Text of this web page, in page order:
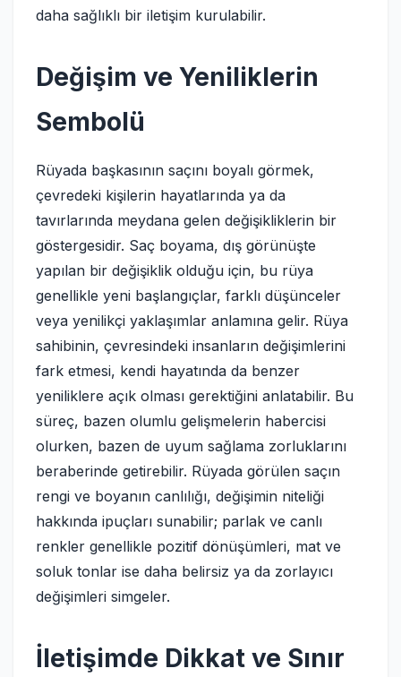
daha sağlıklı bir iletişim kurulabilir.
Değişim ve Yeniliklerin
Sembolü
Rüyada başkasının saçını boyalı görmek,
çevredeki kişilerin hayatlarında ya da
tavırlarında meydana gelen değişikliklerin bir
göstergesidir. Saç boyama, dış görünüşte
yapılan bir değişiklik olduğu için, bu rüya
genellikle yeni başlangıçlar, farklı düşünceler
veya yenilikçi yaklaşımlar anlamına gelir. Rüya
sahibinin, çevresindeki insanların değişimlerini
fark etmesi, kendi hayatında da benzer
yeniliklere açık olması gerektiğini anlatabilir. Bu
süreç, bazen olumlu gelişmelerin habercisi
olurken, bazen de uyum sağlama zorluklarını
beraberinde getirebilir. Rüyada görülen saçın
rengi ve boyanın canlılığı, değişimin niteliği
hakkında ipuçları sunabilir; parlak ve canlı
renkler genellikle pozitif dönüşümleri, mat ve
soluk tonlar ise daha belirsiz ya da zorlayıcı
değişimleri simgeler.
İletişimde Dikkat ve Sınır